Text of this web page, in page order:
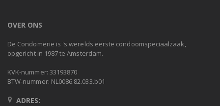
OVER ONS
De Condomerie is 's werelds eerste condoomspeciaalzaak,
opgericht in 1987 te Amsterdam.
KVK-nummer: 33193870
BTW-nummer: NL0086.82.033.b01
ADRES: